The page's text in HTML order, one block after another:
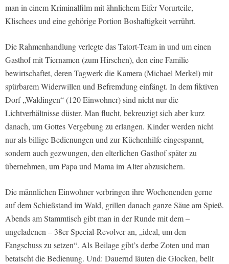
man in einem Kriminalfilm mit ähnlichem Eifer Vorurteile,
Klischees und eine gehörige Portion Boshaftigkeit verrührt.
Die Rahmenhandlung verlegte das Tatort-Team in und um einen
Gasthof mit Tiernamen (zum Hirschen), den eine Familie
bewirtschaftet, deren Tagwerk die Kamera (Michael Merkel) mit
spürbarem Widerwillen und Befremdung einfängt. In dem fiktiven
Dorf „Waldingen“ (120 Einwohner) sind nicht nur die
Lichtverhältnisse düster. Man flucht, bekreuzigt sich aber kurz
danach, um Gottes Vergebung zu erlangen. Kinder werden nicht
nur als billige Bedienungen und zur Küchenhilfe eingespannt,
sondern auch gezwungen, den elterlichen Gasthof später zu
übernehmen, um Papa und Mama im Alter abzusichern.
Die männlichen Einwohner verbringen ihre Wochenenden gerne
auf dem Schießstand im Wald, grillen danach ganze Säue am Spieß.
Abends am Stammtisch gibt man in der Runde mit dem –
ungeladenen – 38er Special-Revolver an, „ideal, um den
Fangschuss zu setzen“. Als Beilage gibt’s derbe Zoten und man
betatscht die Bedienung. Und: Dauernd läuten die Glocken, bellt